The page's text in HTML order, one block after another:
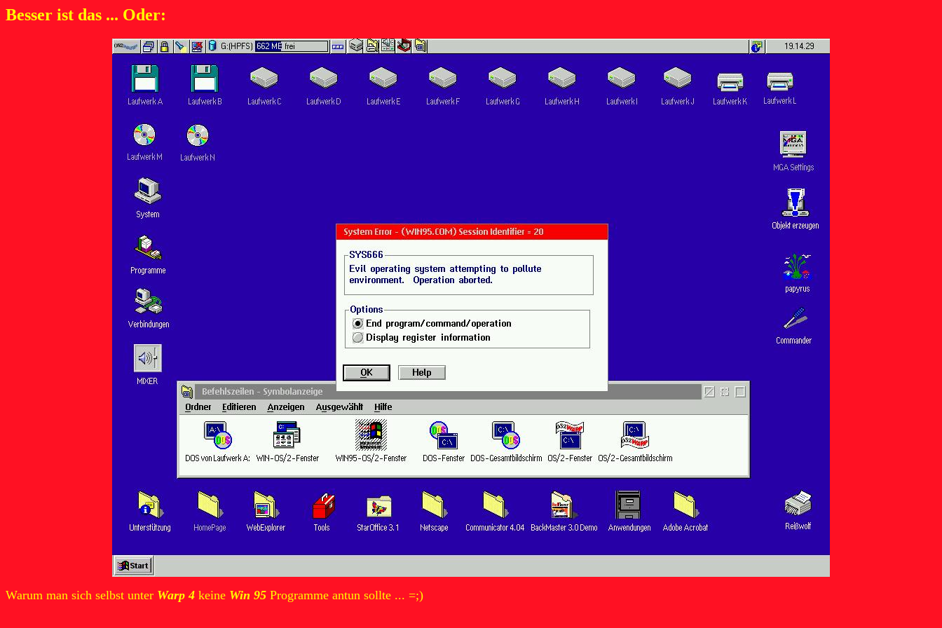
Besser ist das ... Oder:
Warum man sich selbst unter Warp 4 keine Win 95 Programme antun sollte ... =;)